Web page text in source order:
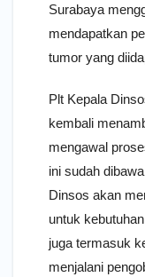
Surabaya
mendapatkan
tumor yang
Plt Kepala
kembali
mengawal
ini sudah
Dinsos akan
untuk
juga termasuk
menjalani